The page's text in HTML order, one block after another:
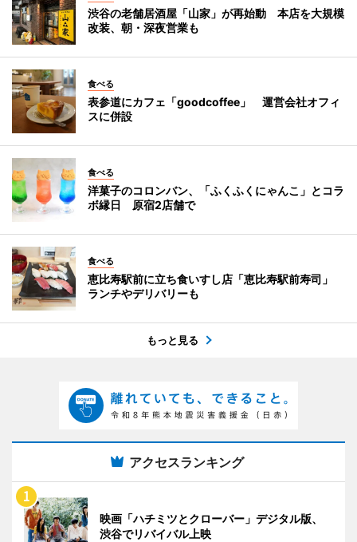
渋谷の老舗居酒屋「山家」が再始動 本店を大規模
改装、朝・深夜営業も
食べる
表参道にカフェ「goodcoffee」 運営会社オフィ
スに併設
食べる
洋菓子のコロンバン、「ふくふくにゃんこ」とコラ
ボ縁日 原宿2店舗で
食べる
恵比寿駅前に立ち食いすし店「恵比寿駅前寿司」
ランチやデリバリーも
もっと見る
アクセスランキング
映画「ハチミツとクローバー」デジタル版、
渋谷でリバイバル上映